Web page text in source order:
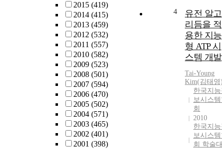
2015 (419)
2014 (415)
2013 (459)
2012 (532)
2011 (557)
2010 (582)
2009 (523)
2008 (501)
2007 (594)
2006 (470)
2005 (502)
2004 (571)
2003 (465)
2002 (401)
2001 (398)
4
유전 알고
리듬을 적
용한 지능
형 ATP 시
스템 개발
Tai-Young
Kim(김태영
한국지
보시스
회
2010
한국지
보시스
회 학술